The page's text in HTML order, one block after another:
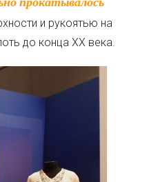
и рукоятью на
до конца XX века.